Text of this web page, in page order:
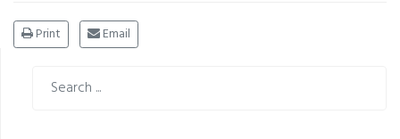
Print Email